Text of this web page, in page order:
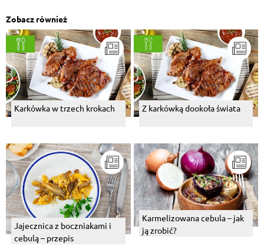
Zobacz również
Karkówka w trzech krokach Z karkówką dookoła świata
Jajecznica z boczniakami i
cebulą – przepis
Karmelizowana cebula – jak
ją zrobić?